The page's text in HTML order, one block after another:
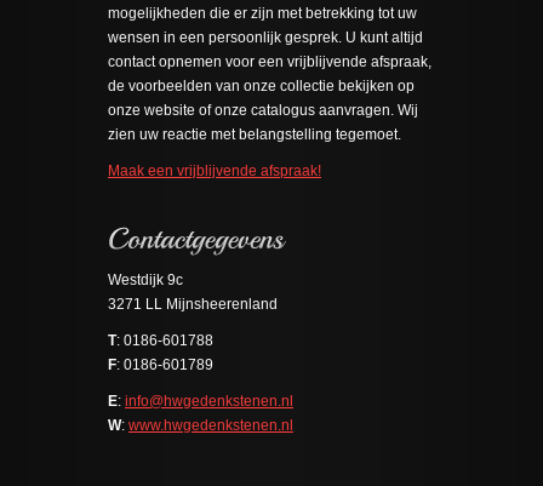
mogelijkheden die er zijn met betrekking tot uw
wensen in een persoonlijk gesprek. U kunt altijd
contact opnemen voor een vrijblijvende afspraak,
de voorbeelden van onze collectie bekijken op
onze website of onze catalogus aanvragen. Wij
zien uw reactie met belangstelling tegemoet.
Maak een vrijblijvende afspraak!
Westdijk 9c
3271 LL Mijnsheerenland
T: 0186-601788
F: 0186-601789
E: info@hwgedenkstenen.nl
W: www.hwgedenkstenen.nl